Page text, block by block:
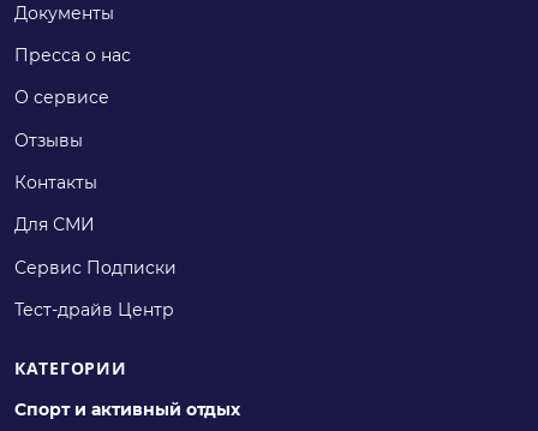
Документы
Пресса о нас
О сервисе
Отзывы
Контакты
Для СМИ
Сервис Подписки
Тест-драйв Центр
КАТЕГОРИИ
Спорт и активный отдых